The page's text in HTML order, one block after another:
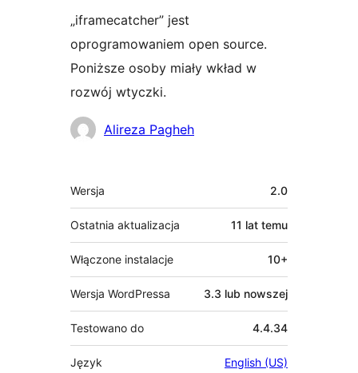
„iframecatcher” jest
oprogramowaniem open source.
Poniższe osoby miały wkład w
rozwój wtyczki.
Zaangażowani
Alireza Pagheh
Meta
Wersja 2.0
Ostatnia aktualizacja 11 lat temu
Włączone instalacje 10+
Wersja WordPressa 3.3 lub nowszej
Testowano do 4.4.34
Język English (US)